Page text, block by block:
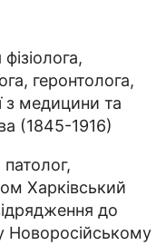
геронтолога,
з медицини та
(1845-1916)
патолог,
Харківський
до
Новоросійському